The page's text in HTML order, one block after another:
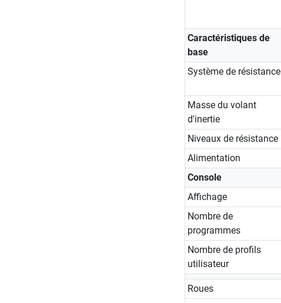
Caractéristiques de
base
Système de résistance
Masse du volant
d'inertie
Niveaux de résistance
Alimentation
Console
Affichage
Nombre de
programmes
Nombre de profils
utilisateur
Roues